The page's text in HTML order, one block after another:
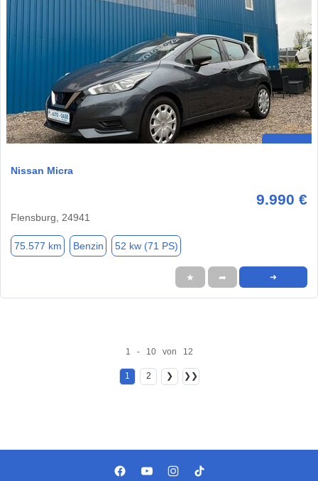
Nissan Micra
9.990 €
Flensburg, 24941
75.577 km Benzin 52 kw (71 PS)
★ ➦ ➜
1 - 10 von 12
1 2 ❯ ❯❯